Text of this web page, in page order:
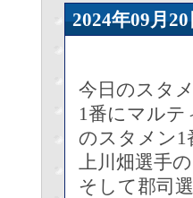
2024年09
今日のスタ
1番にマル
のスタメン1
上川畑選手
そして郡司